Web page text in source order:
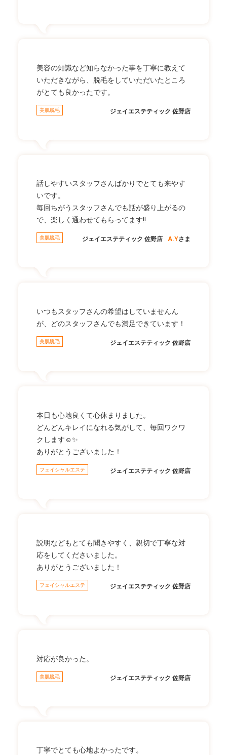
美容の知識など知らなかった事を丁寧に教えて
いただきながら、脱毛をしていただいたところ
がとても良かったです。
美肌脱毛 ジェイエステティック 佐野店
話しやすいスタッフさんばかりでとても来やす
いです。
毎回ちがうスタッフさんでも話が盛り上がるの
で、楽しく通わせてもらってます!!
美肌脱毛 ジェイエステティック 佐野店 A.Yさま
いつもスタッフさんの希望はしていませんん
が、どのスタッフさんでも満足できています！
美肌脱毛 ジェイエステティック 佐野店
本日も心地良くて心休まりました。
どんどんキレイになれる気がして、毎回ワクワ
クします☺✨
ありがとうございました！
フェイシャルエステ ジェイエステティック 佐野店
説明などもとても聞きやすく、親切で丁寧な対
応をしてくださいました。
ありがとうございました！
フェイシャルエステ ジェイエステティック 佐野店
対応が良かった。
美肌脱毛 ジェイエステティック 佐野店
丁寧でとても心地よかったです。